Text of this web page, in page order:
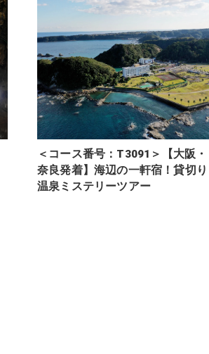
＜コース番号：T3091＞【大阪・
奈良発着】海辺の一軒宿！貸切り
温泉ミステリーツアー